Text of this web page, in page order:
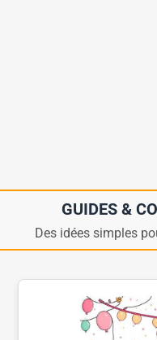
GUIDES &
Des idées simples